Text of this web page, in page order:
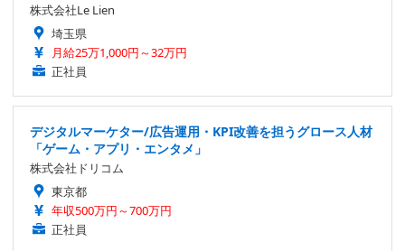
株式会社Le Lien
埼玉県
月給25万1,000円～32万円
正社員
デジタルマーケター/広告運用・KPI改善を担うグロース人材
「ゲーム・アプリ・エンタメ」
株式会社ドリコム
東京都
年収500万円～700万円
正社員